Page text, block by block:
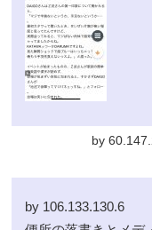
by
by 106.133.130.6